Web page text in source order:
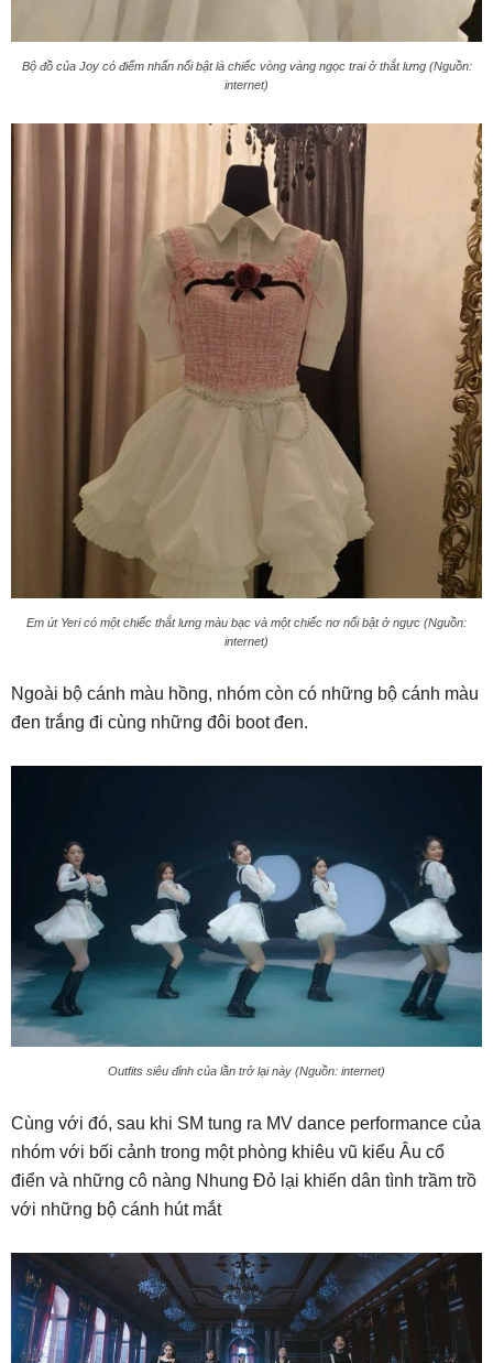
Bộ đồ của Joy có điểm nhấn nổi bật là chiếc vòng vàng ngọc trai ở thắt lưng (Nguồn:
internet)
Em út Yeri có một chiếc thắt lưng màu bạc và một chiếc nơ nổi bật ở ngực (Nguồn:
internet)
Ngoài bộ cánh màu hồng, nhóm còn có những bộ cánh màu
đen trắng đi cùng những đôi boot đen.
Outfits siêu đỉnh của lần trở lại này (Nguồn: internet)
Cùng với đó, sau khi SM tung ra MV dance performance của
nhóm với bối cảnh trong một phòng khiêu vũ kiểu Âu cổ
điển và những cô nàng Nhung Đỏ lại khiến dân tình trầm trồ
với những bộ cánh hút mắt